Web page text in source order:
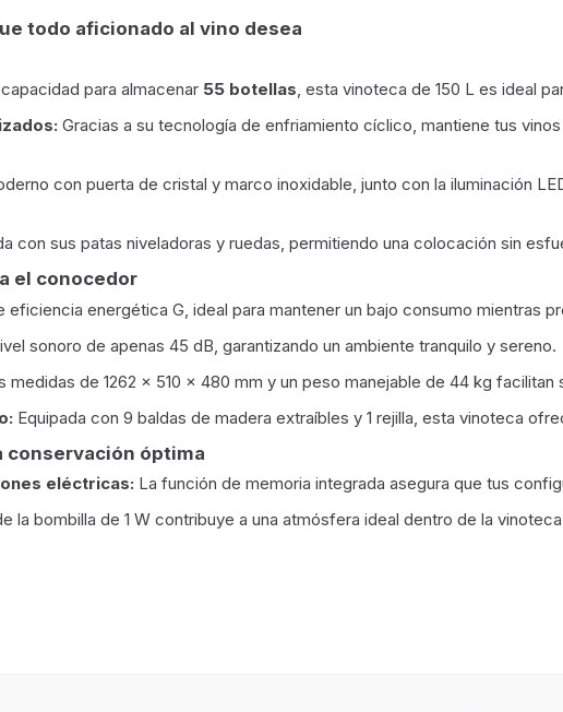
todo aficionado al vino desea
para almacenar 55 botellas, esta vinoteca de 150 L es ideal
Gracias a su tecnología de enfriamiento cíclico, mantiene tus
con puerta de cristal y marco inoxidable, junto con la iluminación
con sus patas niveladoras y ruedas, permitiendo una colocación sin
el conocedor
eficiencia energética G, ideal para mantener un bajo consumo mientras
sonoro de apenas 45 dB, garantizando un ambiente tranquilo y sereno.
medidas de 1262 x 510 x 480 mm y un peso manejable de 44 kg
Equipada con 9 baldas de madera extraíbles y 1 rejilla, esta vinoteca
conservación óptima
eléctricas: La función de memoria integrada asegura que tus
la bombilla de 1 W contribuye a una atmósfera ideal dentro de la